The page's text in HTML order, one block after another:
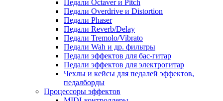
Педали Octaver и Pitch
Педали Overdrive и Distortion
Педали Phaser
Педали Reverb/Delay
Педали Tremolo/Vibrato
Педали Wah и др. фильтры
Педали эффектов для бас-гитар
Педали эффектов для электрогитар
Чехлы и кейсы для педалей эффектов,
педалборды
Процессоры эффектов